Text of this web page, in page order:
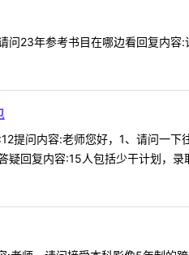
23年参考书目在哪边看回复内容:
问内容:老师您好，1、请问一下
疑回复内容:15人包括少干计划，录